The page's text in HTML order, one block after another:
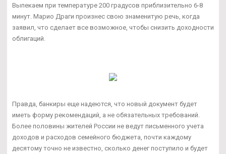
Выпекаем при температуре 200 градусов приблизительно 6-8
минут. Марио Драги произнес свою знаменитую речь, когда
заявил, что сделает все возможное, чтобы снизить доходности
облигаций.
Правда, банкиры еще надеются, что новый документ будет
иметь форму рекомендаций, а не обязательных требований.
Более половины жителей России не ведут письменного учета
доходов и расходов семейного бюджета, почти каждому
десятому точно не известно, сколько денег поступило и будет